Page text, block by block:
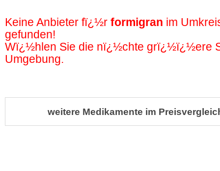
Keine Anbieter fï¿½r formigran im
gefunden!
Wï¿½hlen Sie die nï¿½chte grï¿½ï¿½ere
Umgebung.
weitere Medikamente im